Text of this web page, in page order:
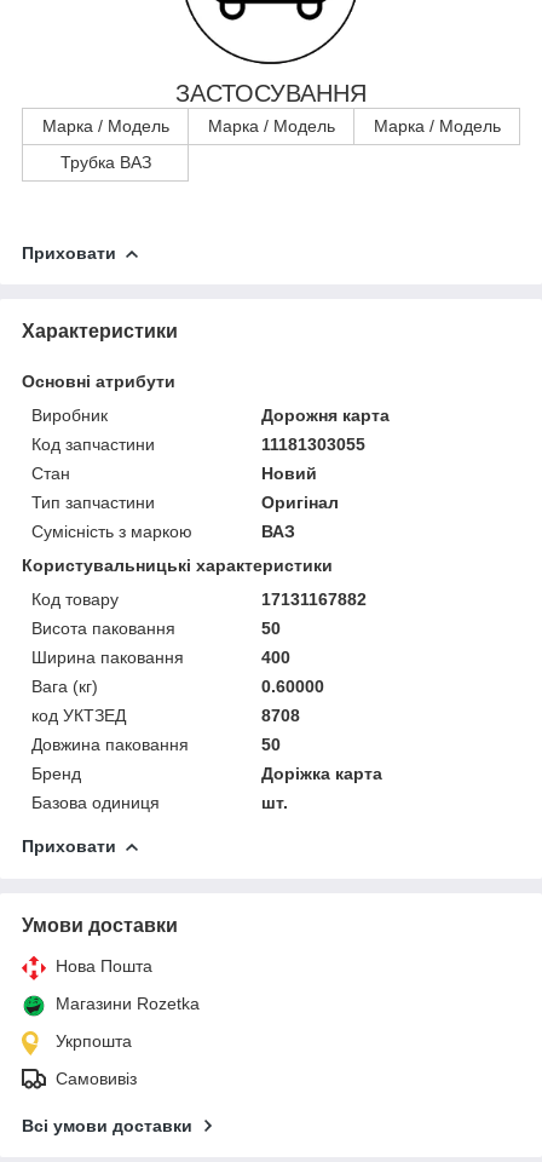
ЗАСТОСУВАННЯ
Марка / Модель Марка / Модель
Марка / Модель
Трубка ВАЗ
Приховати
Характеристики
Основні атрибути
Виробник
Дорожня карта
Код запчастини
11181303055
Стан
Новий
Тип запчастини
Оригінал
Сумісність з маркою
ВАЗ
Користувальницькі характеристики
Код товару
17131167882
Висота паковання
50
Ширина паковання
400
Вага (кг)
0.60000
код УКТЗЕД
8708
Довжина паковання
50
Бренд
Доріжка карта
Базова одиниця
шт.
Приховати
Умови доставки
Нова Пошта
Магазини Rozetka
Укрпошта
Самовивіз
Всі умови доставки